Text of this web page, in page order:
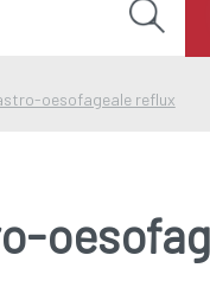
oesofageale reflux